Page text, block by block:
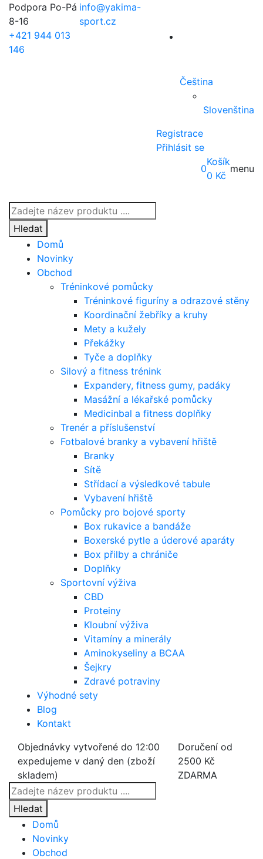
Podpora Po-Pá
8-16
+421 944 013
146
info@yakima-
sport.cz
Čeština
Slovenština
Registrace
Přihlásit se
Products
search
Hledat
0
Košík
0 Kč
menu
Domů
Novinky
Obchod
Tréninkové pomůcky
Tréninkové figuríny a odrazové stěny
Koordinační žebříky a kruhy
Mety a kužely
Překážky
Tyče a doplňky
Silový a fitness trénink
Expandery, fitness gumy, padáky
Masážní a lékařské pomůcky
Medicinbal a fitness doplňky
Trenér a příslušenství
Fotbalové branky a vybavení hřiště
Branky
Sítě
Střídací a výsledkové tabule
Vybavení hřiště
Pomůcky pro bojové sporty
Box rukavice a bandáže
Boxerské pytle a úderové aparáty
Box přilby a chrániče
Doplňky
Sportovní výživa
CBD
Proteiny
Kloubní výživa
Vitamíny a minerály
Aminokyseliny a BCAA
Šejkry
Zdravé potraviny
Výhodné sety
Blog
Kontakt
Objednávky vytvořené do 12:00
expedujeme v daný den (zboží
skladem)
Doručení od
2500 Kč
ZDARMA
Products
search
Hledat
Domů
Novinky
Obchod